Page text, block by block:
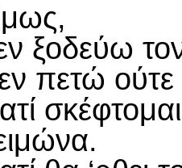
ξοδεύω
πετώ ούτε